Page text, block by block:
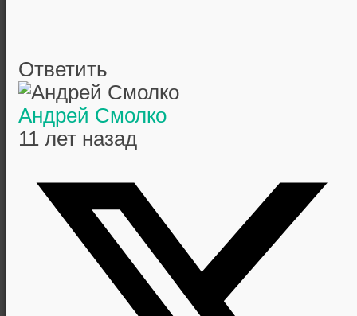
Ответить
Андрей Смолко
11 лет назад